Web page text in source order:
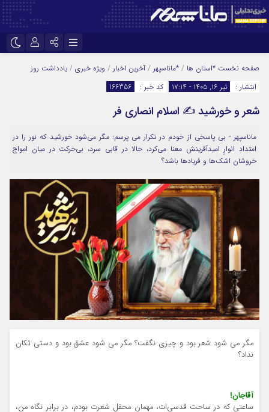
اینستاگرام
تلگرام
سروش
ایتا
آپارات
نام کاربری یا نشانی ایمیل
رمز عبور
مرا به خاطر بسپار
صفحه نخست *استان ها / *ماناسپهر / آخرین اخبار / ویژه خبری / یادداشت روز
انتشار :
تیر ۱۶, ۱۴۰۵ - ۱۷:۱۴ کد خبر : 166356
شعر و خورشید ✍️ اسلام انصاری فر
ماناسپهر - بی پاسخی از خودم در تکرار می پرسم: مگر می‌شود خورشید که نور را در
امتداد انوارِ امیدآفرینش معنا می‌کرد، حالا در قابی سرد، بی‌حرکت در میان امواج
خروشان اشک‌ها و فریادها باشد؟
مگر می شود شعر بود و چیزی نگفت؟ مگر می شود عشق بود و دستی تکان
نداد؟
آقاجان!
ساعتی که در ساحت قدسی‌ات، مهمان محفلِ شعرت بودم، در برابر نگاه من،